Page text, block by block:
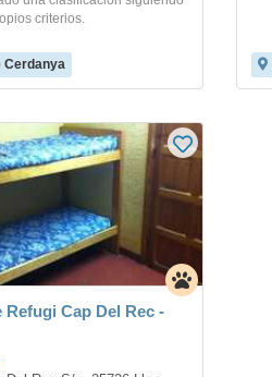
criterios.
Cerdanya
Refugi Cap Del Rec -